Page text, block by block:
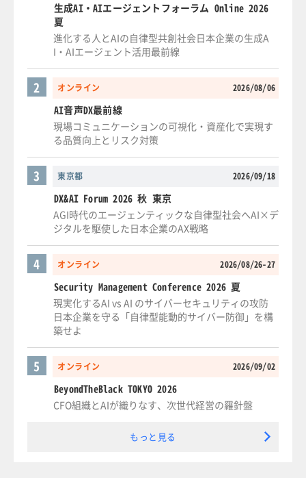
生成AI・AIエージェントフォーラム Online 2026
夏
進化する人とAIの自律型共創社会日本企業の生成A
I・AIエージェント活用最前線
オンライン 2026/08/06
2
AI音声DX最前線
現場コミュニケーションの可視化・資産化で実現す
る品質向上とリスク対策
東京都 2026/09/18
3
DX&AI Forum 2026 秋 東京
AGI時代のエージェンティックな自律型社会へAI×デ
ジタルを駆使した日本企業のAX戦略
オンライン 2026/08/26-27
4
Security Management Conference 2026 夏
現実化するAI vs AI のサイバーセキュリティの攻防
日本企業を守る「自律型能動的サイバー防御」を構
築せよ
オンライン 2026/09/02
5
BeyondTheBlack TOKYO 2026
CFO組織とAIが織りなす、次世代経営の羅針盤
もっと見る